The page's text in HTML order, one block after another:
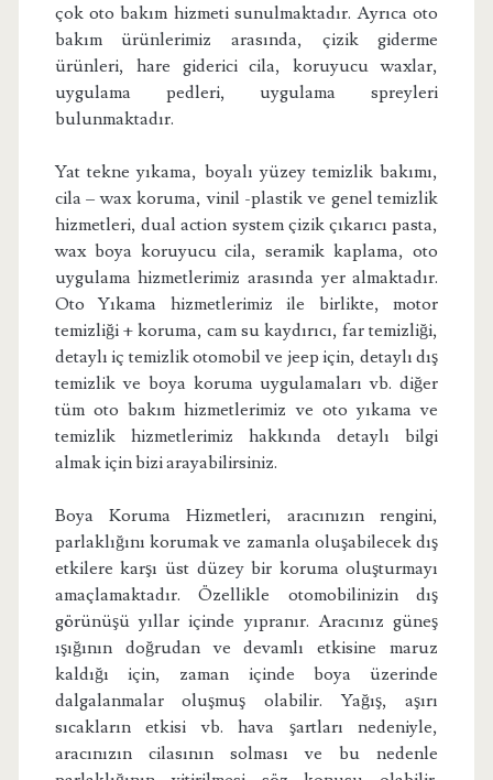
çok oto bakım hizmeti sunulmaktadır. Ayrıca oto
bakım ürünlerimiz arasında, çizik giderme
ürünleri, hare giderici cila, koruyucu waxlar,
uygulama pedleri, uygulama spreyleri
bulunmaktadır.
Yat tekne yıkama, boyalı yüzey temizlik bakımı,
cila – wax koruma, vinil -plastik ve genel temizlik
hizmetleri, dual action system çizik çıkarıcı pasta,
wax boya koruyucu cila, seramik kaplama, oto
uygulama hizmetlerimiz arasında yer almaktadır.
Oto Yıkama hizmetlerimiz ile birlikte, motor
temizliği + koruma, cam su kaydırıcı, far temizliği,
detaylı iç temizlik otomobil ve jeep için, detaylı dış
temizlik ve boya koruma uygulamaları vb. diğer
tüm oto bakım hizmetlerimiz ve oto yıkama ve
temizlik hizmetlerimiz hakkında detaylı bilgi
almak için bizi arayabilirsiniz.
Boya Koruma Hizmetleri, aracınızın rengini,
parlaklığını korumak ve zamanla oluşabilecek dış
etkilere karşı üst düzey bir koruma oluşturmayı
amaçlamaktadır. Özellikle otomobilinizin dış
görünüşü yıllar içinde yıpranır. Aracınız güneş
ışığının doğrudan ve devamlı etkisine maruz
kaldığı için, zaman içinde boya üzerinde
dalgalanmalar oluşmuş olabilir. Yağış, aşırı
sıcakların etkisi vb. hava şartları nedeniyle,
aracınızın cilasının solması ve bu nedenle